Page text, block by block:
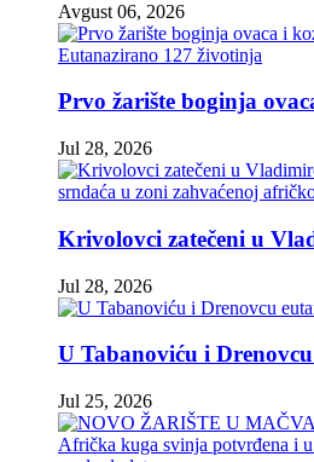
Avgust 06, 2026
Prvo žarište boginja
Jul 28, 2026
Krivolovci zatečeni u
Jul 28, 2026
U Tabanoviću i
Jul 25, 2026